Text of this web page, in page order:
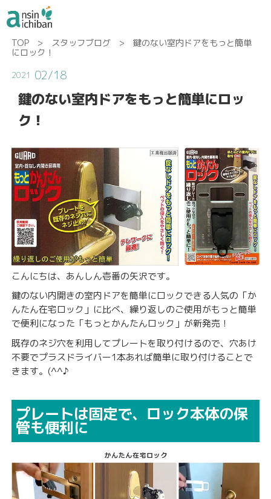
TOP> スタッフブログ> 鍵のない室内ドアをもっと簡単
にロック！
2021 02/18
鍵のない室内ドアをもっと簡単にロッ
ク！
こんにちは、あんしん壱番の矢沢です。
鍵のない内開きの室内ドアを簡単にロックできる人気の「か
んたん在宅ロック」に比べ、繰り返しのご使用がもっと簡単
で便利になった「もっとかんたんロック」が新発売！
既存のネジ穴を利用してプレートを取り付けるので、穴あけ
不要でプラスドライバー1本あれば簡単に取り付けることで
きます。(^^♪
プレートは固定で、ロック本体の保
管も便利に